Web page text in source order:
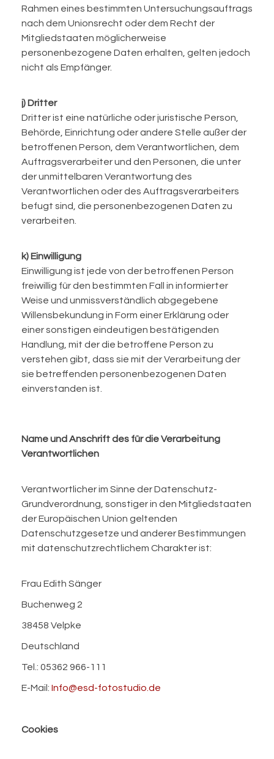
Rahmen eines bestimmten Untersuchungsauftrags
nach dem Unionsrecht oder dem Recht der
Mitgliedstaaten möglicherweise
personenbezogene Daten erhalten, gelten jedoch
nicht als Empfänger.
j) Dritter
Dritter ist eine natürliche oder juristische Person,
Behörde, Einrichtung oder andere Stelle außer der
betroffenen Person, dem Verantwortlichen, dem
Auftragsverarbeiter und den Personen, die unter
der unmittelbaren Verantwortung des
Verantwortlichen oder des Auftragsverarbeiters
befugt sind, die personenbezogenen Daten zu
verarbeiten.
k) Einwilligung
Einwilligung ist jede von der betroffenen Person
freiwillig für den bestimmten Fall in informierter
Weise und unmissverständlich abgegebene
Willensbekundung in Form einer Erklärung oder
einer sonstigen eindeutigen bestätigenden
Handlung, mit der die betroffene Person zu
verstehen gibt, dass sie mit der Verarbeitung der
sie betreffenden personenbezogenen Daten
einverstanden ist.
Name und Anschrift des für die Verarbeitung
Verantwortlichen
Verantwortlicher im Sinne der Datenschutz-
Grundverordnung, sonstiger in den Mitgliedstaaten
der Europäischen Union geltenden
Datenschutzgesetze und anderer Bestimmungen
mit datenschutzrechtlichem Charakter ist:
Frau Edith Sänger
Buchenweg 2
38458 Velpke
Deutschland
Tel.: 05362 966-111
E-Mail: Info@esd-fotostudio.de
Cookies